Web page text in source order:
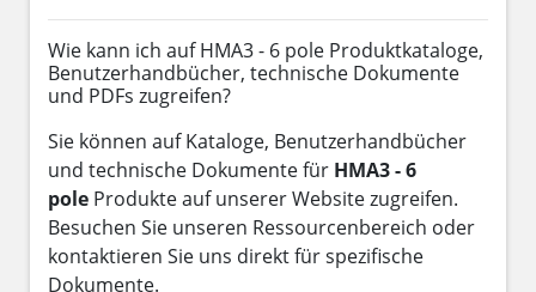
Wie kann ich auf HMA3 - 6 pole Produktkataloge,
Benutzerhandbücher, technische Dokumente
und PDFs zugreifen?
Sie können auf Kataloge, Benutzerhandbücher
und technische Dokumente für HMA3 - 6
pole Produkte auf unserer Website zugreifen.
Besuchen Sie unseren Ressourcenbereich oder
kontaktieren Sie uns direkt für spezifische
Dokumente.